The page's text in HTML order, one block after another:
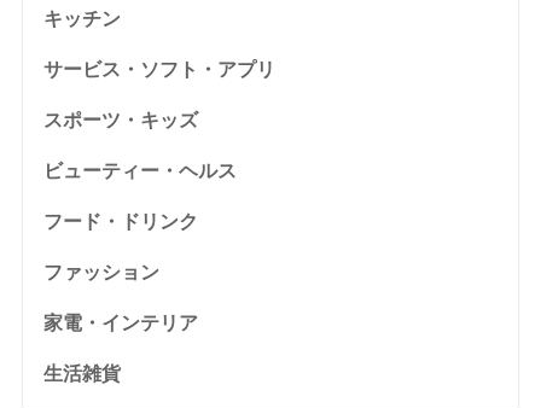
キッチン
サービス・ソフト・アプリ
スポーツ・キッズ
ビューティー・ヘルス
フード・ドリンク
ファッション
家電・インテリア
生活雑貨